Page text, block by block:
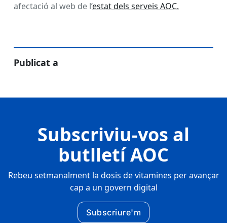
afectació al web de l’estat dels serveis AOC.
Publicat a
Subscriviu-vos al
butlletí AOC
Rebeu setmanalment la dosis de vitamines per avançar
cap a un govern digital
Subscriure'm